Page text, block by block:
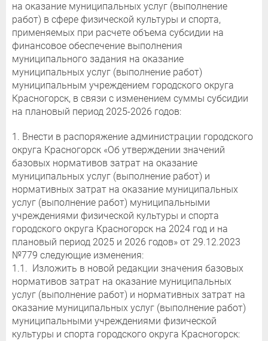
на оказание муниципальных услуг (выполнение
работ) в сфере физической культуры и спорта,
применяемых при расчете объема субсидии на
финансовое обеспечение выполнения
муниципального задания на оказание
муниципальных услуг (выполнение работ)
муниципальным учреждением городского округа
Красногорск, в связи с изменением суммы субсидии
на плановый период 2025-2026 годов:
1. Внести в распоряжение администрации городского
округа Красногорск «Об утверждении значений
базовых нормативов затрат на оказание
муниципальных услуг (выполнение работ) и
нормативных затрат на оказание муниципальных
услуг (выполнение работ) муниципальными
учреждениями физической культуры и спорта
городского округа Красногорск на 2024 год и на
плановый период 2025 и 2026 годов» от 29.12.2023
№779 следующие изменения:
1.1. Изложить в новой редакции значения базовых
нормативов затрат на оказание муниципальных
услуг (выполнение работ) и нормативных затрат на
оказание муниципальных услуг (выполнение работ)
муниципальными учреждениями физической
культуры и спорта городского округа Красногорск: